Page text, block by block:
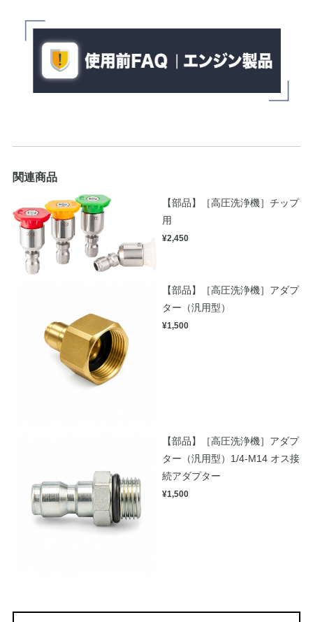
関連商品
【部品】［高圧洗浄機］チップ
用
¥2,450
【部品】［高圧洗浄機］アダプ
ター（汎用型）
¥1,500
【部品】［高圧洗浄機］アダプ
ター（汎用型）1/4-M14 オス接
続アダプター
¥1,500